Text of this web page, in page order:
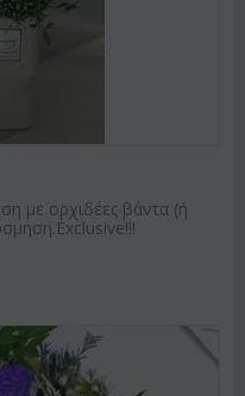
με ορχιδέες βάντα (ή